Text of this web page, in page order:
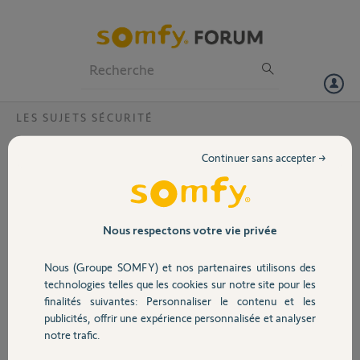
Volet
Sécurité
Domotique
LES SUJETS SÉCURITÉ
Détecteur fumée / Somfy Protect
je viens de recevoir un mail de SOMFY pour adapter un détecteur de
Or quand je vais voir la page de ce détecteur je ne vois plus la
https://boutique.somfy.fr/detecteur-fumee.html
Alors j'aimerais avoir la confirmation que les deux soient bien
compatibles. J'avoue que je dois tout mélanger entre tous ces termes
Nous respectons votre vie privée
Nous (Groupe SOMFY) et nos partenaires utilisons des
technologies telles que les cookies sur notre site pour les
finalités suivantes: Personnaliser le contenu et les
publicités, offrir une expérience personnalisée et analyser
notre trafic.
Continuer sans accepter →